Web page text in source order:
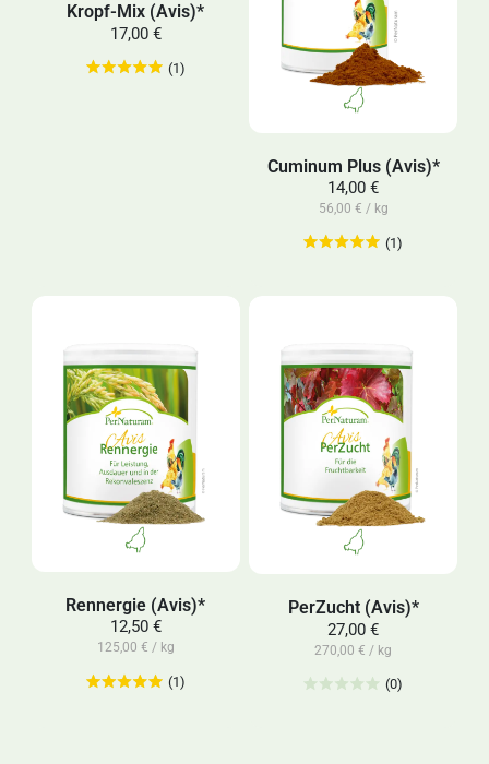
Kropf-Mix (Avis)*
17,00 €
(1)
Cuminum Plus (Avis)*
14,00 €
56,00 € / kg
(1)
Rennergie (Avis)*
12,50 €
125,00 € / kg
(1)
PerZucht (Avis)*
27,00 €
270,00 € / kg
(0)